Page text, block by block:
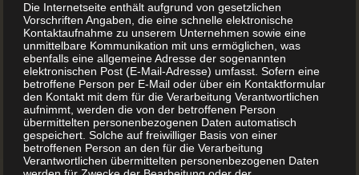
MEHR LESEN
Die Internetseite enthält aufgrund von gesetzlichen
Vorschriften Angaben, die eine schnelle elektronische
Kontaktaufnahme zu unserem Unternehmen sowie eine
unmittelbare Kommunikation mit uns ermöglichen, was
ebenfalls eine allgemeine Adresse der sogenannten
elektronischen Post (E-Mail-Adresse) umfasst. Sofern eine
betroffene Person per E-Mail oder über ein Kontaktformular
den Kontakt mit dem für die Verarbeitung Verantwortlichen
aufnimmt, werden die von der betroffenen Person
übermittelten personenbezogenen Daten automatisch
gespeichert. Solche auf freiwilliger Basis von einer
betroffenen Person an den für die Verarbeitung
Verantwortlichen übermittelten personenbezogenen Daten